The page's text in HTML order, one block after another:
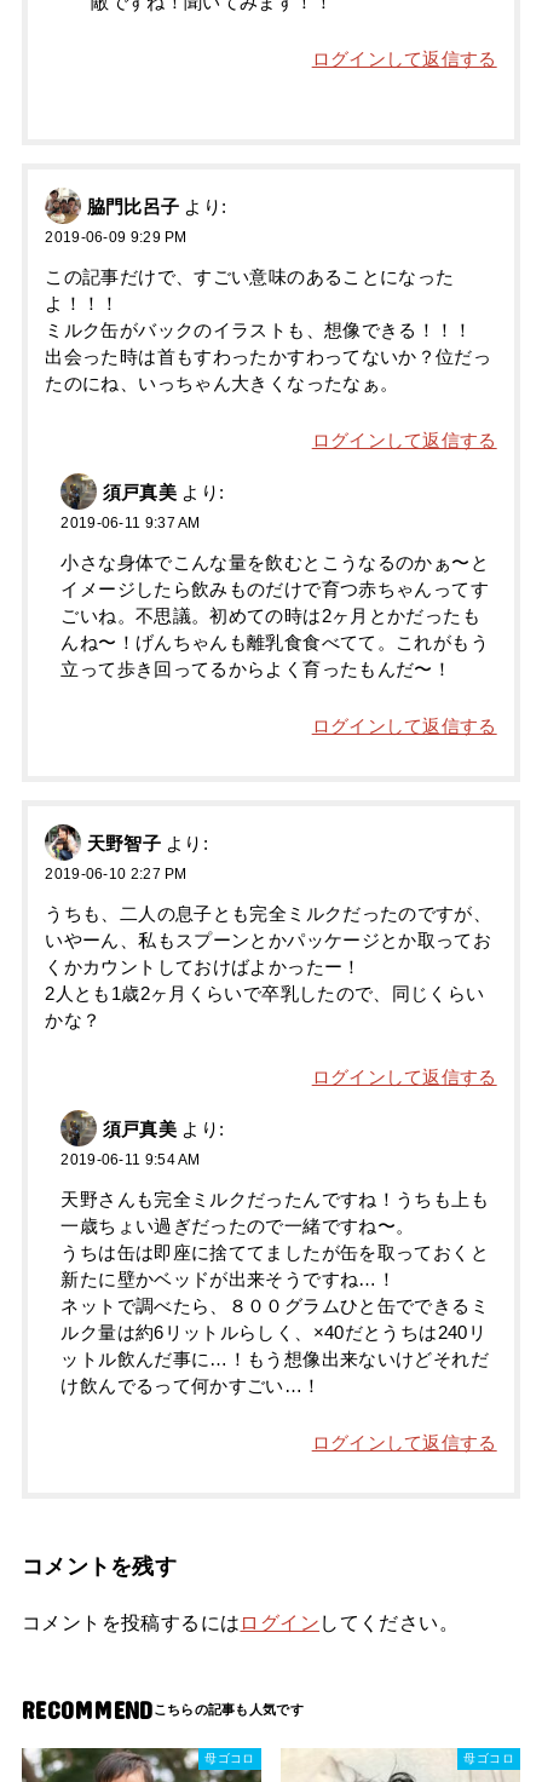
ログインして返信する
脇門比呂子 より:
2019-06-09 9:29 PM
この記事だけで、すごい意味のあることになった
よ！！！
ミルク缶がバックのイラストも、想像できる！！！
出会った時は首もすわったかすわってないか？位だっ
たのにね、いっちゃん大きくなったなぁ。
ログインして返信する
須戸真美 より:
2019-06-11 9:37 AM
小さな身体でこんな量を飲むとこうなるのかぁ〜と
イメージしたら飲みものだけで育つ赤ちゃんってす
ごいね。不思議。初めての時は2ヶ月とかだったも
んね〜！げんちゃんも離乳食食べてて。これがもう
立って歩き回ってるからよく育ったもんだ〜！
ログインして返信する
天野智子 より:
2019-06-10 2:27 PM
うちも、二人の息子とも完全ミルクだったのですが、
いやーん、私もスプーンとかパッケージとか取ってお
くかカウントしておけばよかったー！
2人とも1歳2ヶ月くらいで卒乳したので、同じくらい
かな？
ログインして返信する
須戸真美 より:
2019-06-11 9:54 AM
天野さんも完全ミルクだったんですね！うちも上も
一歳ちょい過ぎだったので一緒ですね〜。
うちは缶は即座に捨ててましたが缶を取っておくと
新たに壁かベッドが出来そうですね…！
ネットで調べたら、８００グラムひと缶でできるミ
ルク量は約6リットルらしく、×40だとうちは240リ
ットル飲んだ事に…！もう想像出来ないけどそれだ
け飲んでるって何かすごい…！
ログインして返信する
コメントを残す
コメントを投稿するには ログイン してください。
RECOMMEND
母ゴコロ 母ゴコロ